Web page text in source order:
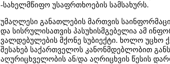
-სახელმწიფო უსაფრთხოების სამსახურს.
უმაღლესი განათლების მართვის
და სისრულისათვის პასუხისმგებელია ამ
ვალდებულების მქონე სუბიექტი. ხოლო უცხო
შესახებ საქართველოს კანონმდებლობით
აღურიცხველობის ან/და აღრიცხვის წესის